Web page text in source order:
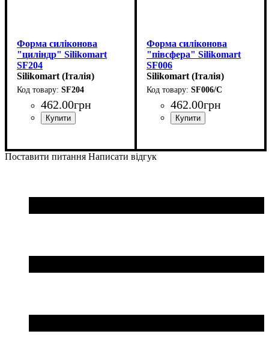
Форма силіконова
"циліндр" Silikomart
SF204
(d50мм,h27мм,55мл)
Silikomart (Італія)
SF204
462.00грн
Форма силіконова
"півсфера" Silikomart
SF006
(d30мм,h15мм,10мл)
Silikomart (Італія)
SF006/C
462.00грн
Поставити питання Написати відгук